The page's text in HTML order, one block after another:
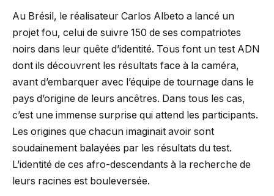
Au Brésil, le réalisateur Carlos Albeto a lancé un
projet fou, celui de suivre 150 de ses compatriotes
noirs dans leur quête d’identité. Tous font un test ADN
dont ils découvrent les résultats face à la caméra,
avant d’embarquer avec l’équipe de tournage dans le
pays d’origine de leurs ancêtres. Dans tous les cas,
c’est une immense surprise qui attend les participants.
Les origines que chacun imaginait avoir sont
soudainement balayées par les résultats du test.
L’identité de ces afro-descendants à la recherche de
leurs racines est bouleversée.